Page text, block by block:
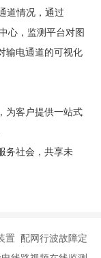
道情况，通过
心，监测平台对图
输电通道的可视化
为客户提供一站式
务社会，共享未
置 配网行波故障定